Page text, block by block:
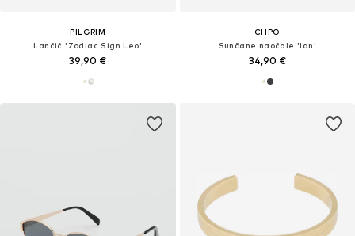
PILGRIM
Lančić 'Zodiac Sign Leo'
39,90 €
CHPO
Sunčane naočale 'Ian'
34,90 €